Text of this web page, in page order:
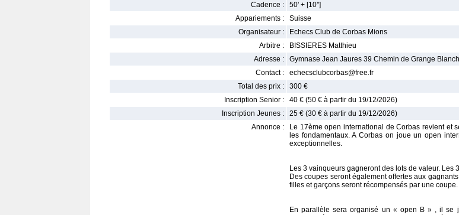
Cadence :
50' + [10'']
Appariements :
Suisse
Organisateur :
Echecs Club de Corbas Mions
Arbitre :
BISSIERES Matthieu
Adresse :
Gymnase Jean Jaures 39 Chemin de Grange
Contact :
echecsclubcorbas@free.fr
Total des prix :
300 €
Inscription Senior :
40 € (50 € à partir du 19/12/2026)
Inscription Jeunes :
25 € (30 € à partir du 19/12/2026)
Annonce :
Le 17ème open international de Corbas revient et
les fondamentaux. A Corbas on joue un open
exceptionnelles.
Les 3 vainqueurs gagneront des lots de valeur. Les
Des coupes seront également offertes aux
filles et garçons seront récompensés par une coupe.
En parallèle sera organisé un « open B » , il se